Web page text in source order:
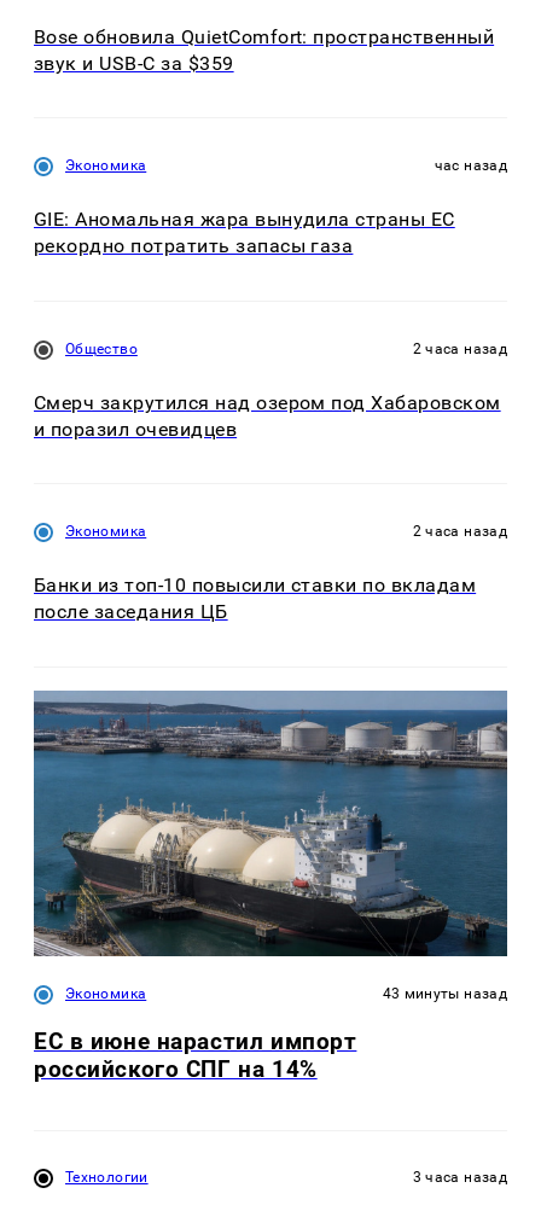
Bose обновила QuietComfort: пространственный
звук и USB-C за $359
Экономика час назад
GIE: Аномальная жара вынудила страны ЕС
рекордно потратить запасы газа
Общество 2 часа назад
Смерч закрутился над озером под Хабаровском
и поразил очевидцев
Экономика 2 часа назад
Банки из топ-10 повысили ставки по вкладам
после заседания ЦБ
Экономика 43 минуты назад
ЕС в июне нарастил импорт
российского СПГ на 14%
Технологии 3 часа назад